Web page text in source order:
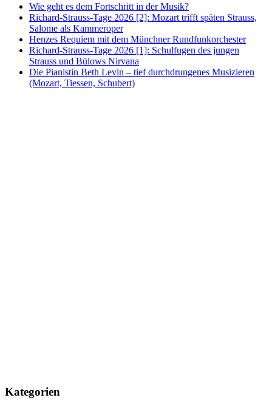
Wie geht es dem Fortschritt in der Musik?
Richard-Strauss-Tage 2026 [2]: Mozart trifft späten Strauss,
Salome als Kammeroper
Henzes Requiem mit dem Münchner Rundfunkorchester
Richard-Strauss-Tage 2026 [1]: Schulfugen des jungen
Strauss und Bülows Nirvana
Die Pianistin Beth Levin – tief durchdrungenes Musizieren
(Mozart, Tiessen, Schubert)
Kategorien